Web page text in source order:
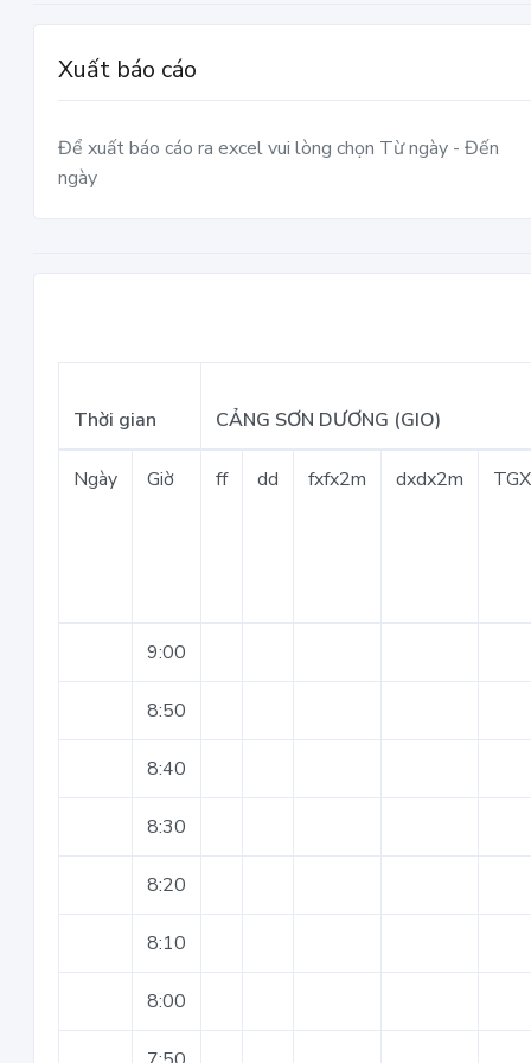
Xuất báo cáo
Để xuất báo cáo ra excel vui lòng chọn Từ ngày - Đến
ngày
Thời gian CẢNG SƠN DƯƠNG (GIO)
Ngày Giờ ff dd fxfx2m dxdx2m
9:00
8:50
8:40
8:30
8:20
8:10
8:00